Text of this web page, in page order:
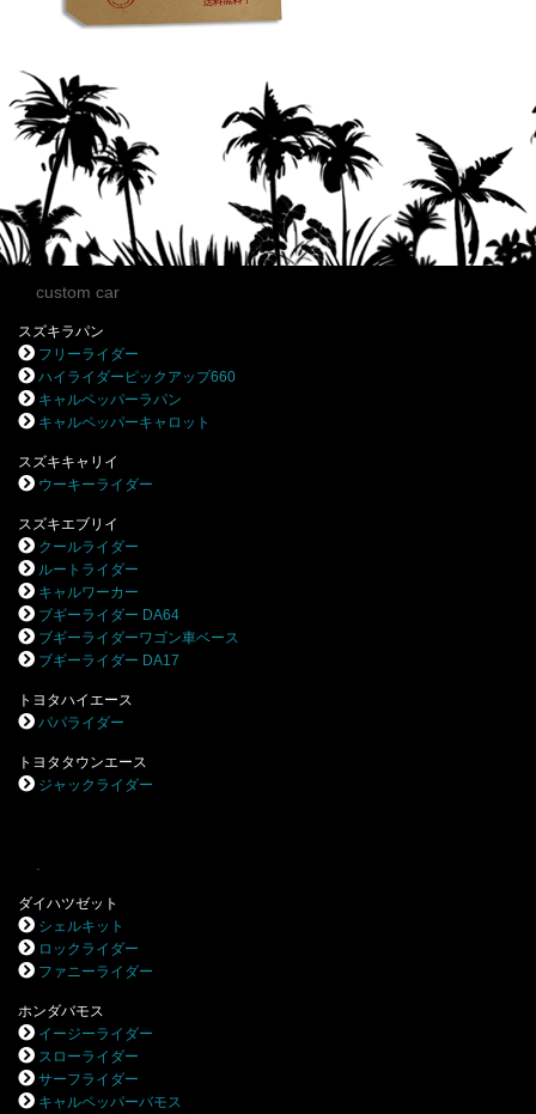
custom car
スズキラパン
フリーライダー
ハイライダーピックアップ660
キャルペッパーラパン
キャルペッパーキャロット
スズキキャリイ
ウーキーライダー
スズキエブリイ
クールライダー
ルートライダー
キャルワーカー
ブギーライダー DA64
ブギーライダーワゴン車ベース
ブギーライダー DA17
トヨタハイエース
パパライダー
トヨタタウンエース
ジャックライダー
.
ダイハツゼット
シェルキット
ロックライダー
ファニーライダー
ホンダバモス
イージーライダー
スローライダー
サーフライダー
キャルペッパーバモス